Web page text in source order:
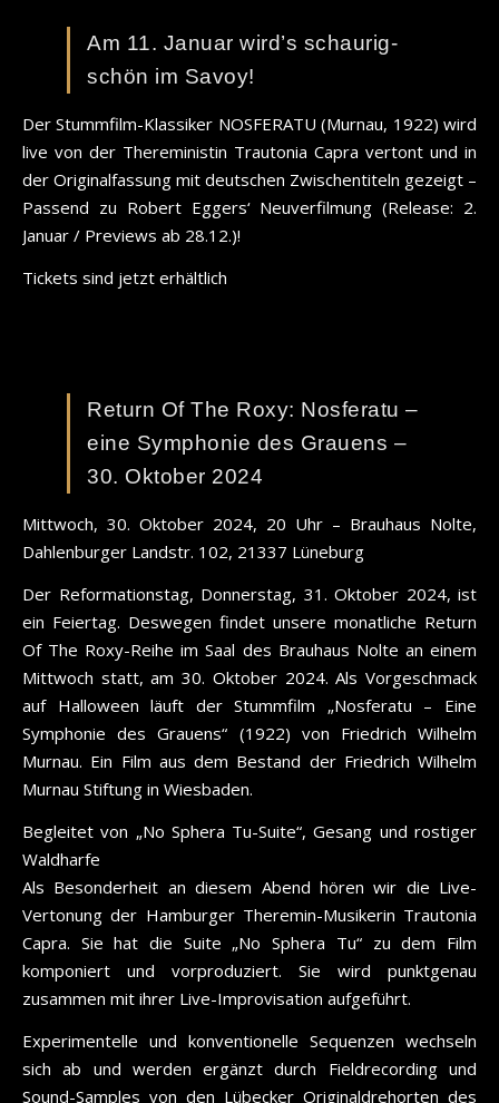
Am 11. Januar wird’s schaurig-
schön im Savoy!
Der Stummfilm-Klassiker NOSFERATU (Murnau, 1922) wird
live von der Thereministin Trautonia Capra vertont und in
der Originalfassung mit deutschen Zwischentiteln gezeigt –
Passend zu Robert Eggers‘ Neuverfilmung (Release: 2.
Januar / Previews ab 28.12.)!
Tickets sind jetzt erhältlich
Return Of The Roxy: Nosferatu –
eine Symphonie des Grauens –
30. Oktober 2024
Mittwoch, 30. Oktober 2024, 20 Uhr – Brauhaus Nolte,
Dahlenburger Landstr. 102, 21337 Lüneburg
Der Reformationstag, Donnerstag, 31. Oktober 2024, ist
ein Feiertag. Deswegen findet unsere monatliche Return
Of The Roxy-Reihe im Saal des Brauhaus Nolte an einem
Mittwoch statt, am 30. Oktober 2024. Als Vorgeschmack
auf Halloween läuft der Stummfilm „Nosferatu – Eine
Symphonie des Grauens“ (1922) von Friedrich Wilhelm
Murnau. Ein Film aus dem Bestand der Friedrich Wilhelm
Murnau Stiftung in Wiesbaden.
Begleitet von „No Sphera Tu-Suite“, Gesang und rostiger
Waldharfe
Als Besonderheit an diesem Abend hören wir die Live-
Vertonung der Hamburger Theremin-Musikerin Trautonia
Capra. Sie hat die Suite „No Sphera Tu“ zu dem Film
komponiert und vorproduziert. Sie wird punktgenau
zusammen mit ihrer Live-Improvisation aufgeführt.
Experimentelle und konventionelle Sequenzen wechseln
sich ab und werden ergänzt durch Fieldrecording und
Sound-Samples von den Lübecker Originaldrehorten des